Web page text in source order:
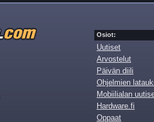
Osiot:
Uutiset
Arvostelut
Päivän diili
Ohjelmien
Mobiilialan
Hardware.fi
Oppaat